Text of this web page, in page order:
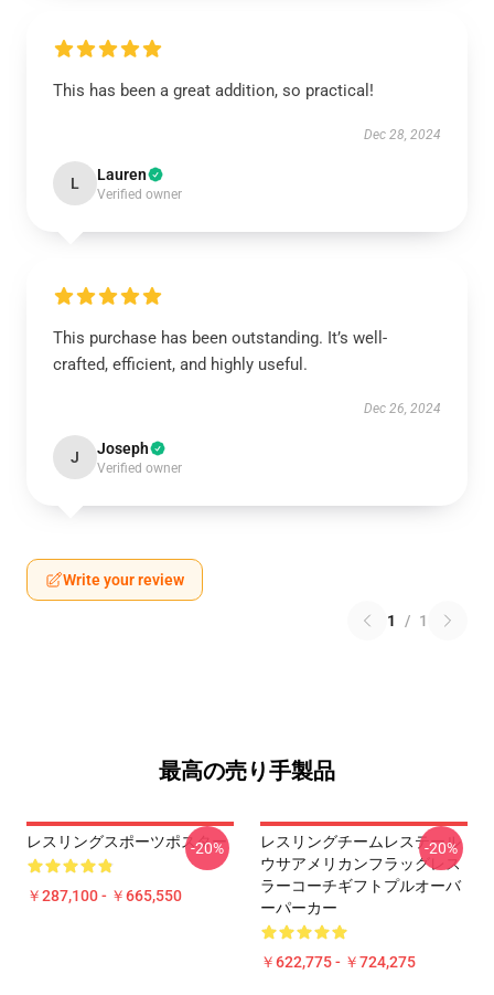
This has been a great addition, so practical!
Dec 28, 2024
L Lauren
Verified owner
This purchase has been outstanding. It’s well-
crafted, efficient, and highly useful.
Dec 26, 2024
J Joseph
Verified owner
Write your review
1 / 1
最高の売り手製品
レスリングスポーツポスター
￥287,100 - ￥665,550
-20%
レスリングチームレステール
ウサアメリカンフラッグレス
ラーコーチギフトプルオーバ
ーパーカー
￥622,775 - ￥724,275
-20%